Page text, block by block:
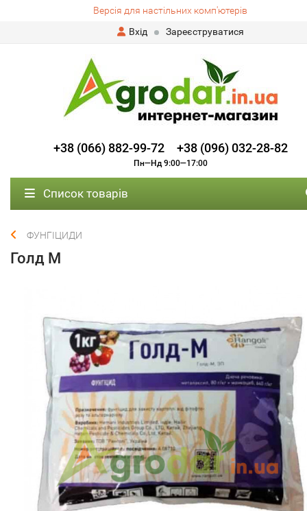
Версія для настільних комп'ютерів
Вхід
Зареєструватися
+38 (066) 882-99-72 +38 (096) 032-28-82
Пн—Нд 9:00—17:00
Список товарів
ФУНГІЦИДИ
Голд М